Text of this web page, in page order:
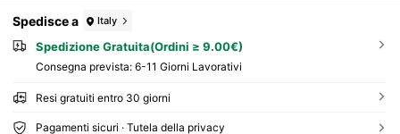
Spedisce a Italy
Spedizione Gratuita(Ordini ≥ 9.00€)
Consegna prevista: 6-11 Giorni Lavorativi
Resi gratuiti entro 30 giorni
Pagamenti sicuri · Tutela della privacy